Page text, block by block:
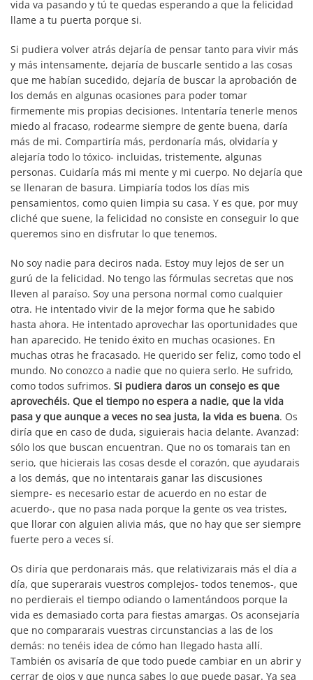
vida va pasando y tú te quedas esperando a que la felicidad
llame a tu puerta porque si.
Si pudiera volver atrás dejaría de pensar tanto para vivir más
y más intensamente, dejaría de buscarle sentido a las cosas
que me habían sucedido, dejaría de buscar la aprobación de
los demás en algunas ocasiones para poder tomar
firmemente mis propias decisiones. Intentaría tenerle menos
miedo al fracaso, rodearme siempre de gente buena, daría
más de mi. Compartiría más, perdonaría más, olvidaría y
alejaría todo lo tóxico- incluidas, tristemente, algunas
personas. Cuidaría más mi mente y mi cuerpo. No dejaría que
se llenaran de basura. Limpiaría todos los días mis
pensamientos, como quien limpia su casa. Y es que, por muy
cliché que suene, la felicidad no consiste en conseguir lo que
queremos sino en disfrutar lo que tenemos.
No soy nadie para deciros nada. Estoy muy lejos de ser un
gurú de la felicidad. No tengo las fórmulas secretas que nos
lleven al paraíso. Soy una persona normal como cualquier
otra. He intentado vivir de la mejor forma que he sabido
hasta ahora. He intentado aprovechar las oportunidades que
han aparecido. He tenido éxito en muchas ocasiones. En
muchas otras he fracasado. He querido ser feliz, como todo el
mundo. No conozco a nadie que no quiera serlo. He sufrido,
como todos sufrimos. Si pudiera daros un consejo es que
aprovechéis. Que el tiempo no espera a nadie, que la vida
pasa y que aunque a veces no sea justa, la vida es buena. Os
diría que en caso de duda, siguierais hacia delante. Avanzad:
sólo los que buscan encuentran. Que no os tomarais tan en
serio, que hicierais las cosas desde el corazón, que ayudarais
a los demás, que no intentarais ganar las discusiones
siempre- es necesario estar de acuerdo en no estar de
acuerdo-, que no pasa nada porque la gente os vea tristes,
que llorar con alguien alivia más, que no hay que ser siempre
fuerte pero a veces sí.
Os diría que perdonarais más, que relativizarais más el día a
día, que superarais vuestros complejos- todos tenemos-, que
no perdierais el tiempo odiando o lamentándoos porque la
vida es demasiado corta para fiestas amargas. Os aconsejaría
que no compararais vuestras circunstancias a las de los
demás: no tenéis idea de cómo han llegado hasta allí.
También os avisaría de que todo puede cambiar en un abrir y
cerrar de ojos y que nunca sabes lo que puede pasar. Ya sea